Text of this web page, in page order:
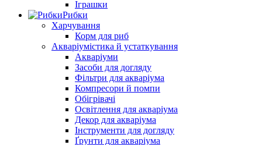
Іграшки
Рибки
Харчування
Корм для риб
Акваріумістика й устаткування
Акваріуми
Засоби для догляду
Фільтри для акваріума
Компресори й помпи
Обігрівачі
Освітлення для акваріума
Декор для акваріума
Інструменти для догляду
Ґрунти для акваріума